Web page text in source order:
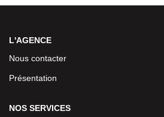
L'AGENCE
Nous contacter
Présentation
NOS SERVICES